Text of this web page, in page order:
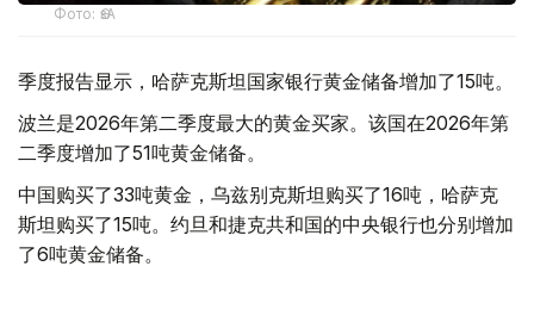
Фото: ӨзА
季度报告显示，哈萨克斯坦国家银行黄金储备增加了15吨。
波兰是2026年第二季度最大的黄金买家。该国在2026年第
二季度增加了51吨黄金储备。
中国购买了33吨黄金，乌兹别克斯坦购买了16吨，哈萨克
斯坦购买了15吨。约旦和捷克共和国的中央银行也分别增加
了6吨黄金储备。